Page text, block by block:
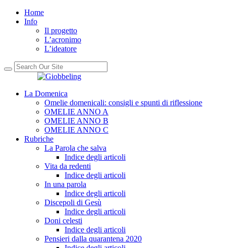
Home
Info
Il progetto
L’acronimo
L’ideatore
La Domenica
Omelie domenicali: consigli e spunti di riflessione
OMELIE ANNO A
OMELIE ANNO B
OMELIE ANNO C
Rubriche
La Parola che salva
Indice degli articoli
Vita da redenti
Indice degli articoli
In una parola
Indice degli articoli
Discepoli di Gesù
Indice degli articoli
Doni celesti
Indice degli articoli
Pensieri dalla quarantena 2020